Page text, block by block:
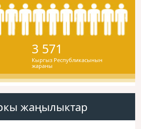
3 571
Кыргыз Республикасынын
жараны
жаңылыктар